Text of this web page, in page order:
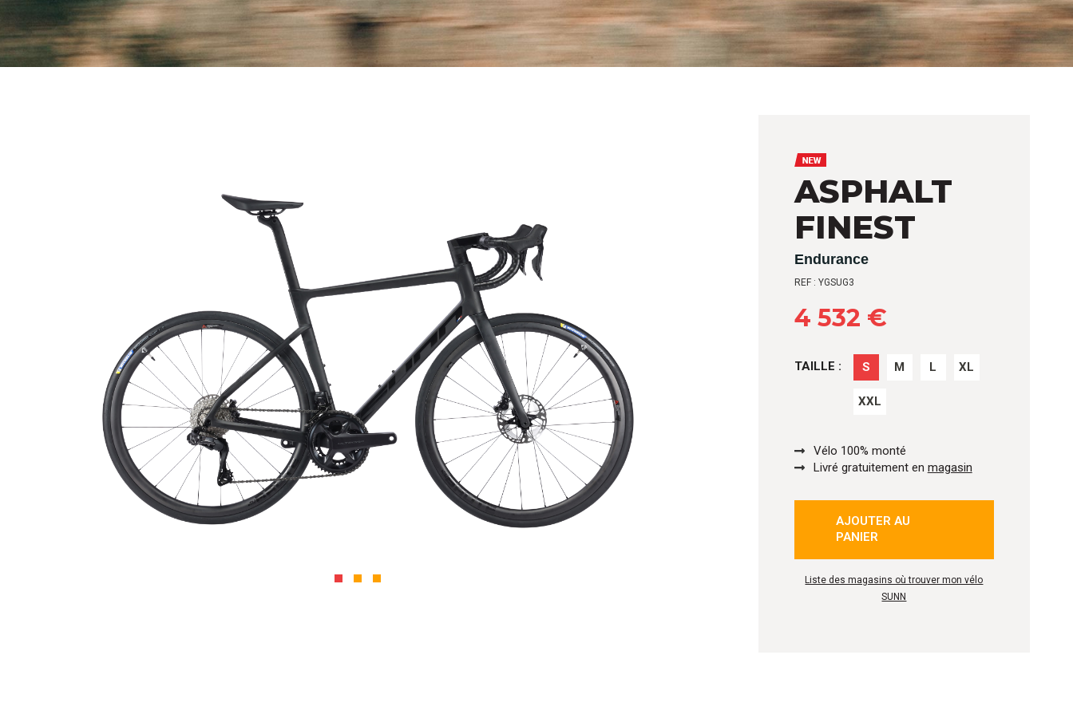
ASPHALT
FINEST
Endurance
REF : YGSUG3
4 532 €
TAILLE : S M L XL
XXL
Vélo 100% monté
Livré gratuitement en magasin
AJOUTER AU
PANIER
Liste des magasins où trouver mon vélo
SUNN